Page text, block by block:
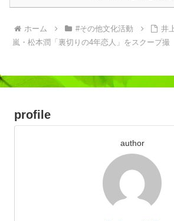
ホーム #その他文化活動
井
嵐・松本潤「裏切りの4年恋人」をスクープ撮
profile
author